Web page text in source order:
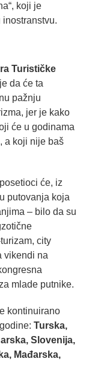
koji je
Turističke
da će ta
pažnju
jer je kako
će u godinama
a koji nije baš
će, iz
putovanja koja
– bilo da su
city
vikendi na
mlade putnike.
kontinuirano
Turska,
Slovenija,
Mađarska,